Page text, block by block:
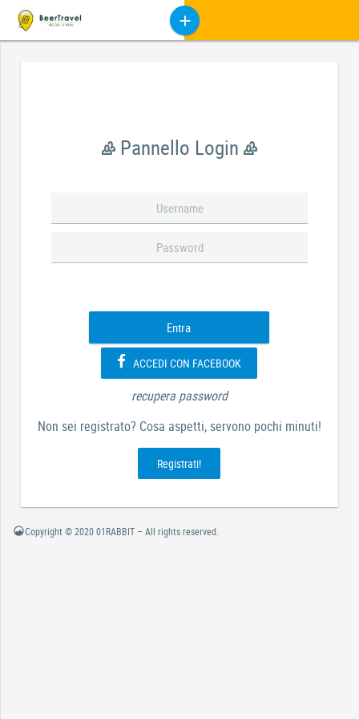
Pannello Login
Entra
ACCEDI CON FACEBOOK
recupera password
Non sei registrato? Cosa aspetti, servono pochi minuti!
Registrati!
Copyright © 2020 01RABBIT – All rights reserved.